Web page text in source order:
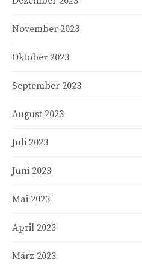
November 2023
Oktober 2023
September 2023
August 2023
Juli 2023
Juni 2023
Mai 2023
April 2023
März 2023